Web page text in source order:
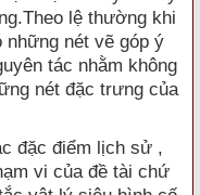
lệ thường khi
nét vẽ góp ý
tác nhằm không
nét đặc trưng của
đặc điểm lịch sử ,
vi của đề tài chứ